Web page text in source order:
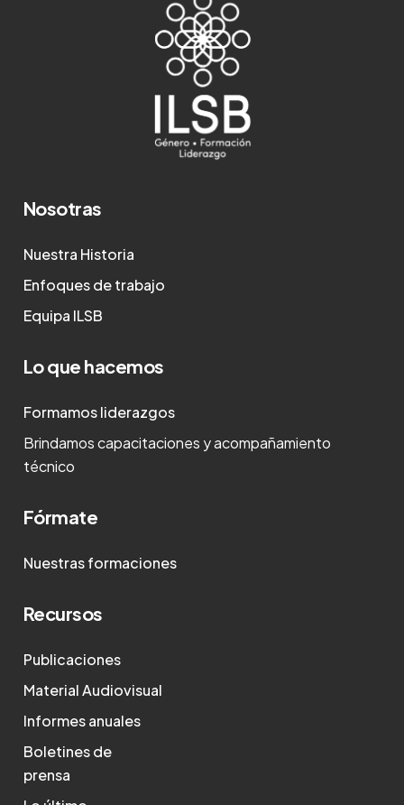
Nosotras
Nuestra Historia
Enfoques de trabajo
Equipa ILSB
Lo que hacemos
Formamos liderazgos
Brindamos capacitaciones y acompañamiento
técnico
Fórmate
Nuestras formaciones
Recursos
Publicaciones
Material Audiovisual
Informes anuales
Boletines de
prensa